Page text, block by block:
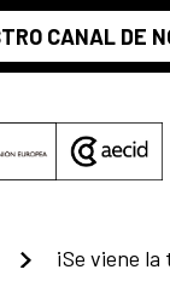
CANAL DE
¡Se viene